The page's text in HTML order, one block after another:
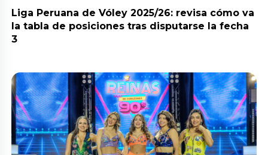
Liga Peruana de Vóley 2025/26: revisa cómo va
la tabla de posiciones tras disputarse la fecha
3